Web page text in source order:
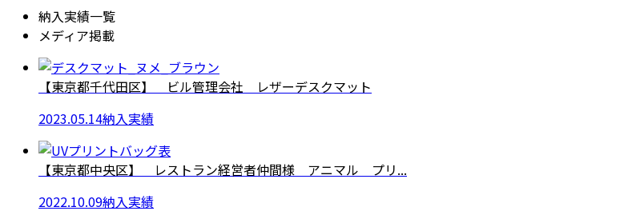
納入実績一覧
メディア掲載
【東京都千代田区】 ビル管理会社 レザーデスクマット
2023.05.14納入実績
【東京都中央区】 レストラン経営者仲間様 アニマル プリ...
2022.10.09納入実績